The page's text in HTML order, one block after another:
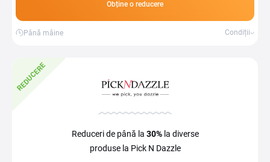
Obține o reducere
Până mâine Condiții
REDUCERE
Reduceri de până la 30%la diverse
produse la Pick N Dazzle